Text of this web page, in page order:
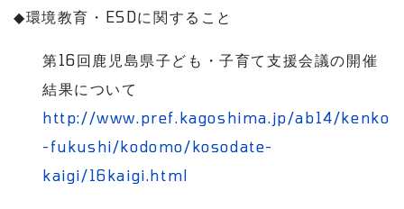
◆環境教育・ ESDに関すること
第16回鹿児島県子ども・子育て支援会議の開催
結果について
http://www.pref.kagoshima.jp/ab14/kenko
-fukushi/kodomo/kosodate-
kaigi/16kaigi.html